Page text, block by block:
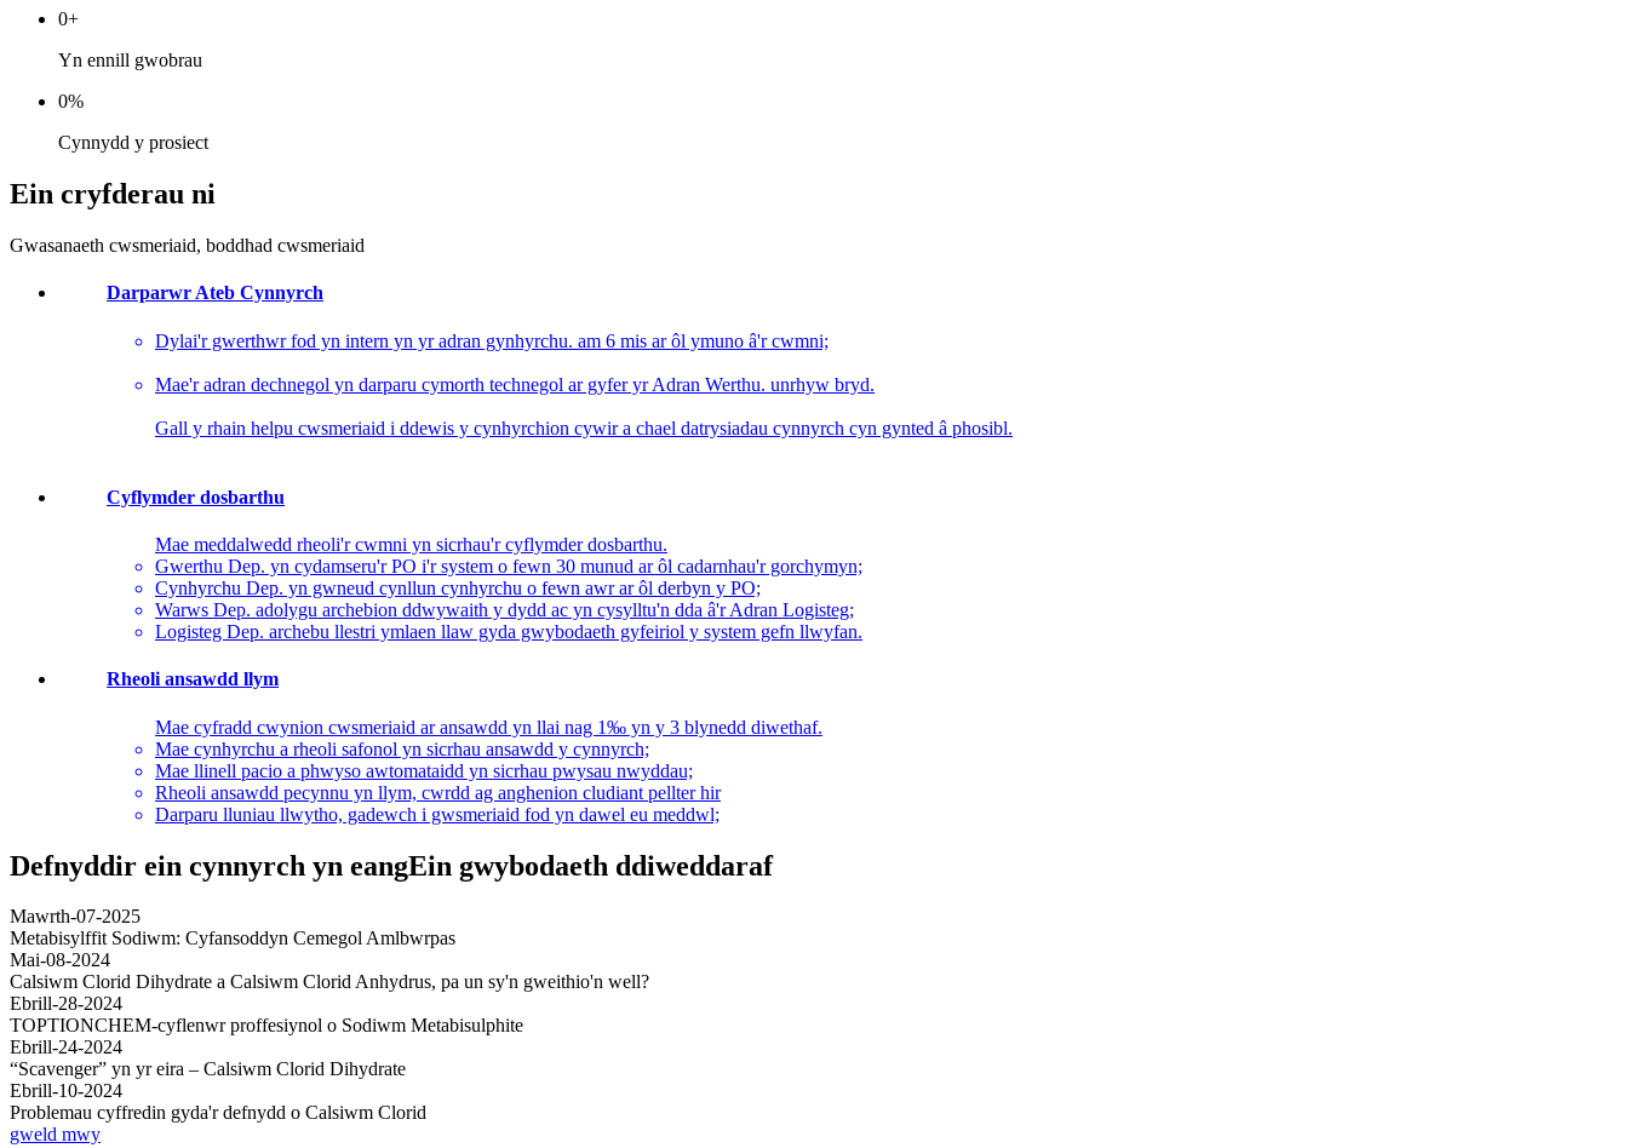
0+
Yn ennill gwobrau
0%
Cynnydd y prosiect
Ein cryfderau ni
Gwasanaeth cwsmeriaid, boddhad cwsmeriaid
Darparwr Ateb Cynnyrch
Dylai'r gwerthwr fod yn intern yn yr adran gynhyrchu. am 6 mis ar ôl ymuno â'r cwmni;
Mae'r adran dechnegol yn darparu cymorth technegol ar gyfer yr Adran Werthu. unrhyw bryd.
Gall y rhain helpu cwsmeriaid i ddewis y cynhyrchion cywir a chael datrysiadau cynnyrch cyn gynted â phosibl.
Cyflymder dosbarthu
Mae meddalwedd rheoli'r cwmni yn sicrhau'r cyflymder dosbarthu.
Gwerthu Dep. yn cydamseru'r PO i'r system o fewn 30 munud ar ôl cadarnhau'r gorchymyn;
Cynhyrchu Dep. yn gwneud cynllun cynhyrchu o fewn awr ar ôl derbyn y PO;
Warws Dep. adolygu archebion ddwywaith y dydd ac yn cysylltu'n dda â'r Adran Logisteg;
Logisteg Dep. archebu llestri ymlaen llaw gyda gwybodaeth gyfeiriol y system gefn llwyfan.
Rheoli ansawdd llym
Mae cyfradd cwynion cwsmeriaid ar ansawdd yn llai nag 1‰ yn y 3 blynedd diwethaf.
Mae cynhyrchu a rheoli safonol yn sicrhau ansawdd y cynnyrch;
Mae llinell pacio a phwyso awtomataidd yn sicrhau pwysau nwyddau;
Rheoli ansawdd pecynnu yn llym, cwrdd ag anghenion cludiant pellter hir
Darparu lluniau llwytho, gadewch i gwsmeriaid fod yn dawel eu meddwl;
Defnyddir ein cynnyrch yn eangEin gwybodaeth ddiweddaraf
Mawrth-07-2025
Metabisylffit Sodiwm: Cyfansoddyn Cemegol Amlbwrpas
Mai-08-2024
Calsiwm Clorid Dihydrate a Calsiwm Clorid Anhydrus, pa un sy'n gweithio'n well?
Ebrill-28-2024
TOPTIONCHEM-cyflenwr proffesiynol o Sodiwm Metabisulphite
Ebrill-24-2024
“Scavenger” yn yr eira – Calsiwm Clorid Dihydrate
Ebrill-10-2024
Problemau cyffredin gyda'r defnydd o Calsiwm Clorid
gweld mwy